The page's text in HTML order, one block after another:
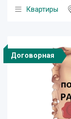
Квартиры
Договорная